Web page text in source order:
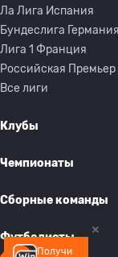
Получи
Ла Лига Испания
Бундеслига Германия
Лига 1 Франция
Российская Премьер
Все лиги
Клубы
Чемпионаты
Сборные команды
Футболисты